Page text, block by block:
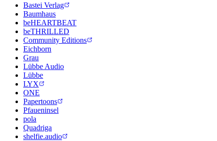
Bastei Verlag
Baumhaus
beHEARTBEAT
beTHRILLED
Community Editions
Eichborn
Grau
Lübbe Audio
Lübbe
LYX
ONE
Papertoons
Pfaueninsel
pola
Quadriga
shelfie.audio